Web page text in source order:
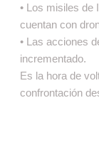
• Los misiles de
cuentan con
• Las acciones
incrementado.
Es la hora de
confrontación